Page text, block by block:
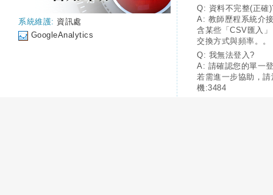
系統維護: 資訊處
GoogleAnalytics
Q: 資料不完整(正確
A: 教師歷程系統介
含某些「CSV匯入
交換方式與頻率。。
Q: 我無法登入?
A: 請確認您的單一
若需進一步協助，
機:3484